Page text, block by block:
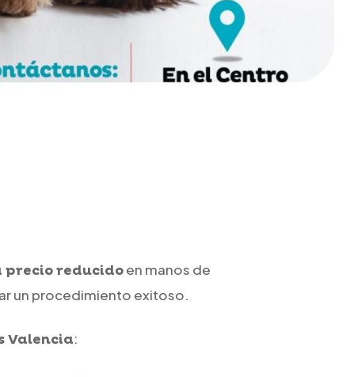
reducidoen manos de
un procedimiento exitoso.
Valencia: